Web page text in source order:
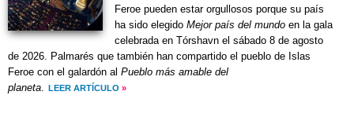
Feroe pueden estar orgullosos porque su país
ha sido elegido Mejor país del mundo en la gala
celebrada en Tórshavn el sábado 8 de agosto
de 2026. Palmarés que también han compartido el pueblo de Islas
Feroe con el galardón al Pueblo más amable del
planeta. LEER ARTÍCULO »